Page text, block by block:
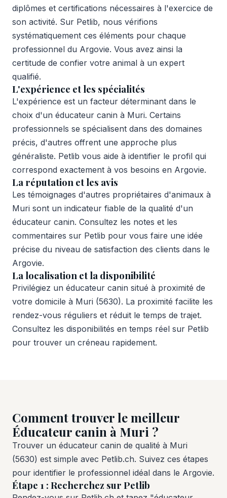
diplômes et certifications nécessaires à l'exercice de
son activité. Sur Petlib, nous vérifions
systématiquement ces éléments pour chaque
professionnel du Argovie. Vous avez ainsi la
certitude de confier votre animal à un expert
qualifié.
L'expérience et les spécialités
L'expérience est un facteur déterminant dans le
choix d'un éducateur canin à Muri. Certains
professionnels se spécialisent dans des domaines
précis, d'autres offrent une approche plus
généraliste. Petlib vous aide à identifier le profil qui
correspond exactement à vos besoins en Argovie.
La réputation et les avis
Les témoignages d'autres propriétaires d'animaux à
Muri sont un indicateur fiable de la qualité d'un
éducateur canin. Consultez les notes et les
commentaires sur Petlib pour vous faire une idée
précise du niveau de satisfaction des clients dans le
Argovie.
La localisation et la disponibilité
Privilégiez un éducateur canin situé à proximité de
votre domicile à Muri (5630). La proximité facilite les
rendez-vous réguliers et réduit le temps de trajet.
Consultez les disponibilités en temps réel sur Petlib
pour trouver un créneau rapidement.
Comment trouver le meilleur
Éducateur canin à Muri ?
Trouver un éducateur canin de qualité à Muri
(5630) est simple avec Petlib.ch. Suivez ces étapes
pour identifier le professionnel idéal dans le Argovie.
Étape 1 : Recherchez sur Petlib